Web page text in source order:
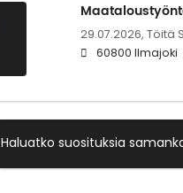
29.07.2026, Töitä
60800 Ilmajoki
Haluatko suosituksia